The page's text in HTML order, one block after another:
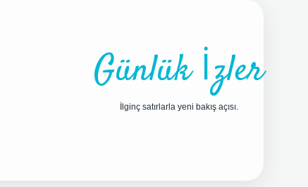
Günlük İzler
İlginç satırlarla yeni bakış açısı.